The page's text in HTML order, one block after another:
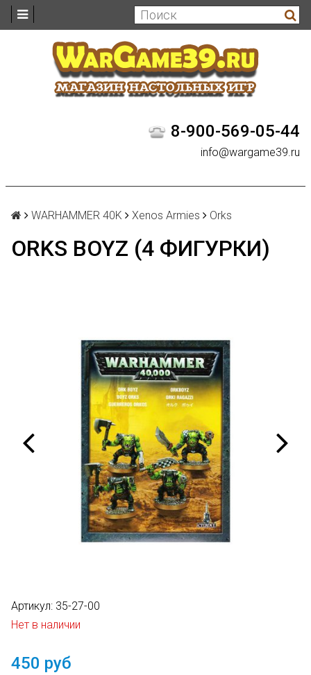
8-900-569-05-44
info@wargame39.ru
WARHAMMER 40K Xenos Armies Orks
ORKS BOYZ (4 ФИГУРКИ)
Артикул: 35-27-00
Нет в наличии
450 руб